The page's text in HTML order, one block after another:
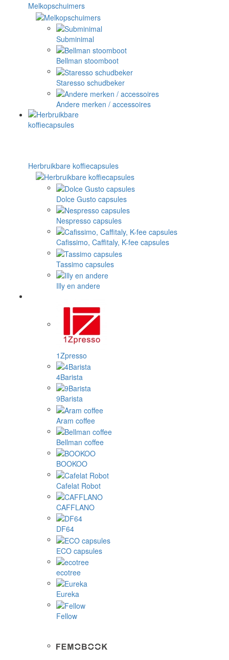
Melkopschuimers
Subminimal
Bellman stoomboot
Staresso schudbeker
Andere merken / accessoires
Herbruikbare koffiecapsules
Dolce Gusto capsules
Nespresso capsules
Cafissimo, Caffitaly, K-fee capsules
Tassimo capsules
Illy en andere
1Zpresso
4Barista
9Barista
Aram coffee
Bellman coffee
BOOKOO
Cafelat Robot
CAFFLANO
DF64
ECO capsules
ecotree
Eureka
Fellow